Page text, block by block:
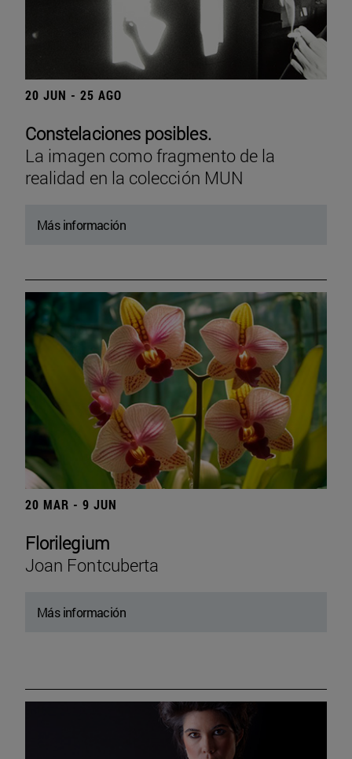
20 JUN - 25 AGO
Constelaciones posibles.
La imagen como fragmento de la
realidad en la colección MUN
Más información
20 MAR - 9 JUN
Florilegium
Joan Fontcuberta
Más información